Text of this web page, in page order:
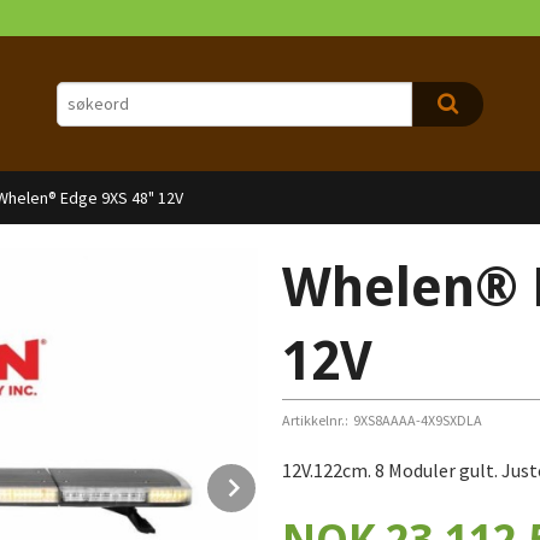
Edge 9XS 48" 12V
Next
Whelen®
12V
Artikkelnr.: 9XS8AAAA-4X9SXDLA
12V.122cm. 8 Moduler gult.